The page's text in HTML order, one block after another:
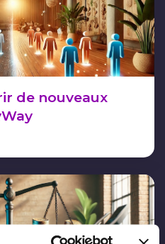
de nouveaux